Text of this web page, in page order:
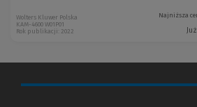
Najniższa
Wolters Kluwer Polska
KAM-4600 W01P01
Rok publikacji: 2022